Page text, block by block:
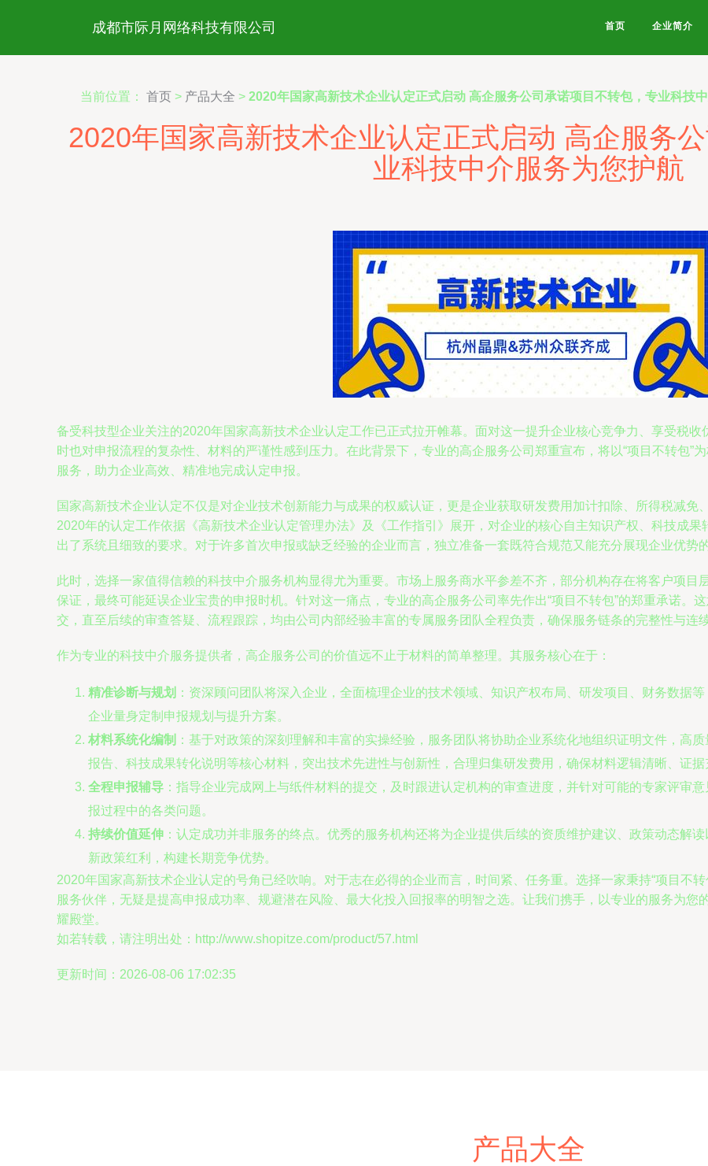
成都市际月网络科技有限公司 首页 企业简介
当前位置： 首页 > 产品大全 > 2020年国家高新技术企业认定正式启动 高企服务公司承诺项目不转包，专业科技
2020年国家高新技术企业认定正式启动 高企服务
业科技中介服务为您护航
备受科技型企业关注的2020年国家高新技术企业认定工作已正式拉开帷幕。面对这一提升企业核心竞争力、享受税
时也对申报流程的复杂性、材料的严谨性感到压力。在此背景下，专业的高企服务公司郑重宣布，将以“项目不转包”
服务，助力企业高效、精准地完成认定申报。
国家高新技术企业认定不仅是对企业技术创新能力与成果的权威认证，更是企业获取研发费用加计扣除、所得税减免
2020年的认定工作依据《高新技术企业认定管理办法》及《工作指引》展开，对企业的核心自主知识产权、科技成
出了系统且细致的要求。对于许多首次申报或缺乏经验的企业而言，独立准备一套既符合规范又能充分展现企业优势
此时，选择一家值得信赖的科技中介服务机构显得尤为重要。市场上服务商水平参差不齐，部分机构存在将客户项目
保证，最终可能延误企业宝贵的申报时机。针对这一痛点，专业的高企服务公司率先作出“项目不转包”的郑重承诺。
交，直至后续的审查答疑、流程跟踪，均由公司内部经验丰富的专属服务团队全程负责，确保服务链条的完整性与连
作为专业的科技中介服务提供者，高企服务公司的价值远不止于材料的简单整理。其服务核心在于：
精准诊断与规划 ：资深顾问团队将深入企业，全面梳理企业的技术领域、知识产权布局、研发项目、财务数据
企业量身定制申报规划与提升方案。
材料系统化编制 ：基于对政策的深刻理解和丰富的实操经验，服务团队将协助企业系统化地组织证明文件，高
报告、科技成果转化说明等核心材料，突出技术先进性与创新性，合理归集研发费用，确保材料逻辑清晰、证据
全程申报辅导 ：指导企业完成网上与纸件材料的提交，及时跟进认定机构的审查进度，并针对可能的专家评审
报过程中的各类问题。
持续价值延伸 ：认定成功并非服务的终点。优秀的服务机构还将为企业提供后续的资质维护建议、政策动态解
新政策红利，构建长期竞争优势。
2020年国家高新技术企业认定的号角已经吹响。对于志在必得的企业而言，时间紧、任务重。选择一家秉持“项目不
服务伙伴，无疑是提高申报成功率、规避潜在风险、最大化投入回报率的明智之选。让我们携手，以专业的服务为您
耀殿堂。
如若转载，请注明出处：http://www.shopitze.com/product/57.html
更新时间：2026-08-06 17:02:35
产品大全